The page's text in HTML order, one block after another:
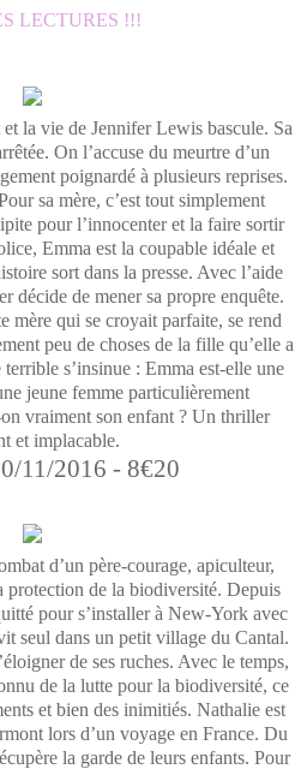
LECTURES !!!
la vie de Jennifer Lewis bascule. Sa
On l’accuse du meurtre d’un
poignardé à plusieurs reprises.
sa mère, c’est tout simplement
pour l’innocenter et la faire sortir
Emma est la coupable idéale et
sort dans la presse. Avec l’aide
décide de mener sa propre enquête.
mère qui se croyait parfaite, se rend
peu de choses de la fille qu’elle a
s’insinue : Emma est-elle une
jeune femme particulièrement
vraiment son enfant ? Un thriller
et implacable.
11/2016 - 8€20
d’un père-courage, apiculteur,
protection de la biodiversité. Depuis
pour s’installer à New-York avec
seul dans un petit village du Cantal.
de ses ruches. Avec le temps,
de la lutte pour la biodiversité, ce
et bien des inimitiés. Nathalie est
lors d’un voyage en France. Du
la garde de leurs enfants. Pour